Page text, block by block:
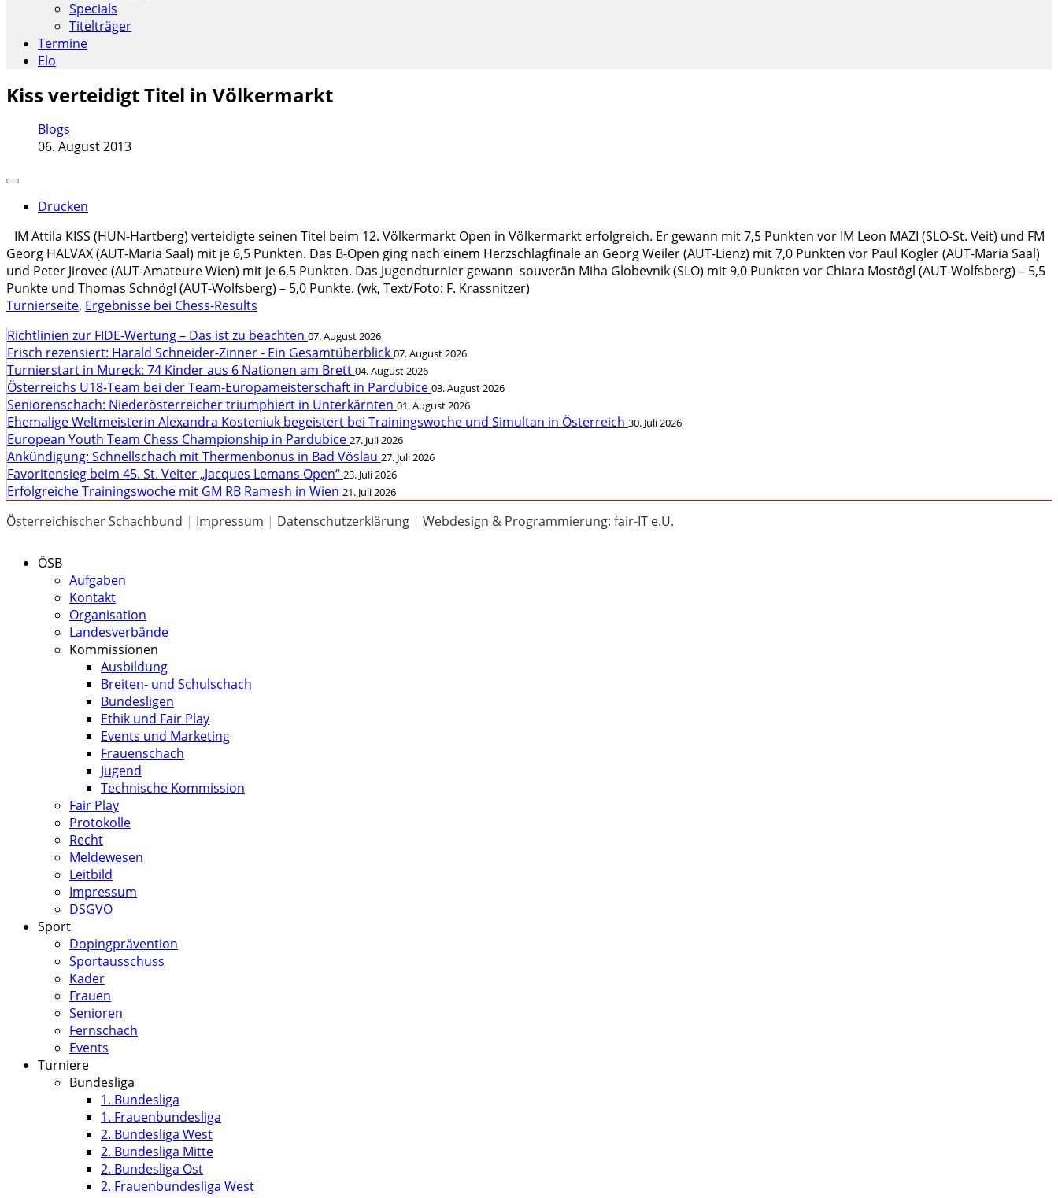
Specials
Titelträger
Termine
Elo
Kiss verteidigt Titel in Völkermarkt
Blogs
06. August 2013
Drucken
IM Attila KISS (HUN-Hartberg) verteidigte seinen Titel beim 12. Völkermarkt Open in Völkermarkt erfolgreich. Er gewann mit 7,5 Punkten vor IM Leon MAZI (SLO-St. Veit) und FM
Georg HALVAX (AUT-Maria Saal) mit je 6,5 Punkten. Das B-Open ging nach einem Herzschlagfinale an Georg Weiler (AUT-Lienz) mit 7,0 Punkten vor Paul Kogler (AUT-Maria Saal)
und Peter Jirovec (AUT-Amateure Wien) mit je 6,5 Punkten. Das Jugendturnier gewann souverän Miha Globevnik (SLO) mit 9,0 Punkten vor Chiara Mostögl (AUT-Wolfsberg) – 5,5
Punkte und Thomas Schnögl (AUT-Wolfsberg) – 5,0 Punkte. (wk, Text/Foto: F. Krassnitzer)
Turnierseite, Ergebnisse bei Chess-Results
Richtlinien zur FIDE-Wertung – Das ist zu beachten 07. August 2026
Frisch rezensiert: Harald Schneider-Zinner - Ein Gesamtüberblick 07. August 2026
Turnierstart in Mureck: 74 Kinder aus 6 Nationen am Brett 04. August 2026
Österreichs U18-Team bei der Team-Europameisterschaft in Pardubice 03. August 2026
Seniorenschach: Niederösterreicher triumphiert in Unterkärnten 01. August 2026
Ehemalige Weltmeisterin Alexandra Kosteniuk begeistert bei Trainingswoche und Simultan in Österreich 30. Juli 2026
European Youth Team Chess Championship in Pardubice 27. Juli 2026
Ankündigung: Schnellschach mit Thermenbonus in Bad Vöslau 27. Juli 2026
Favoritensieg beim 45. St. Veiter „Jacques Lemans Open“ 23. Juli 2026
Erfolgreiche Trainingswoche mit GM RB Ramesh in Wien 21. Juli 2026
Österreichischer Schachbund | Impressum | Datenschutzerklärung | Webdesign & Programmierung: fair-IT e.U.
ÖSB
Aufgaben
Kontakt
Organisation
Landesverbände
Kommissionen
Ausbildung
Breiten- und Schulschach
Bundesligen
Ethik und Fair Play
Events und Marketing
Frauenschach
Jugend
Technische Kommission
Fair Play
Protokolle
Recht
Meldewesen
Leitbild
Impressum
DSGVO
Sport
Dopingprävention
Sportausschuss
Kader
Frauen
Senioren
Fernschach
Events
Turniere
Bundesliga
1. Bundesliga
1. Frauenbundesliga
2. Bundesliga West
2. Bundesliga Mitte
2. Bundesliga Ost
2. Frauenbundesliga West